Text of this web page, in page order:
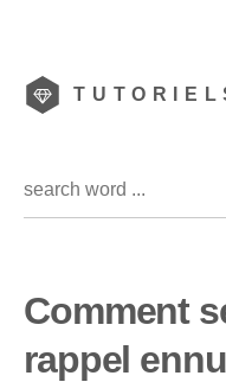
Comment
rappel